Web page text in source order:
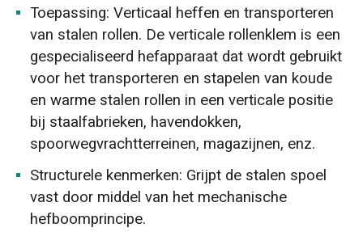
Toepassing: Verticaal heffen en transporteren
van stalen rollen. De verticale rollenklem is een
gespecialiseerd hefapparaat dat wordt gebruikt
voor het transporteren en stapelen van koude
en warme stalen rollen in een verticale positie
bij staalfabrieken, havendokken,
spoorwegvrachtterreinen, magazijnen, enz.
Structurele kenmerken: Grijpt de stalen spoel
vast door middel van het mechanische
hefboomprincipe.